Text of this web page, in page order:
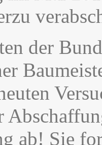
der
ab! Sie